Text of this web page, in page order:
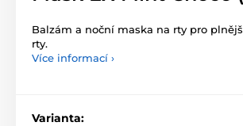
Balzám a noční maska na rty pro
rty.
Více informací ›
Varianta: